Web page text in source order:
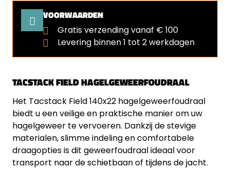
TACSTACK FIELD HAGELGEWEERFOUDRAAL
Het Tacstack Field 140x22 hagelgeweerfoudraal
biedt u een veilige en praktische manier om uw
hagelgeweer te vervoeren. Dankzij de stevige
materialen, slimme indeling en comfortabele
draagopties is dit geweerfoudraal ideaal voor
transport naar de schietbaan of tijdens de jacht.
VOORWAARDEN
Gratis verzending vanaf € 100
Levering binnen 1 tot 2 werkdagen